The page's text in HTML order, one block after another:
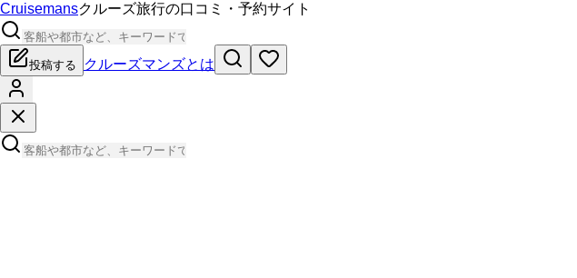
Cruisemansクルーズ旅行の口コミ・予約サイト
投稿する クルーズマンズとは